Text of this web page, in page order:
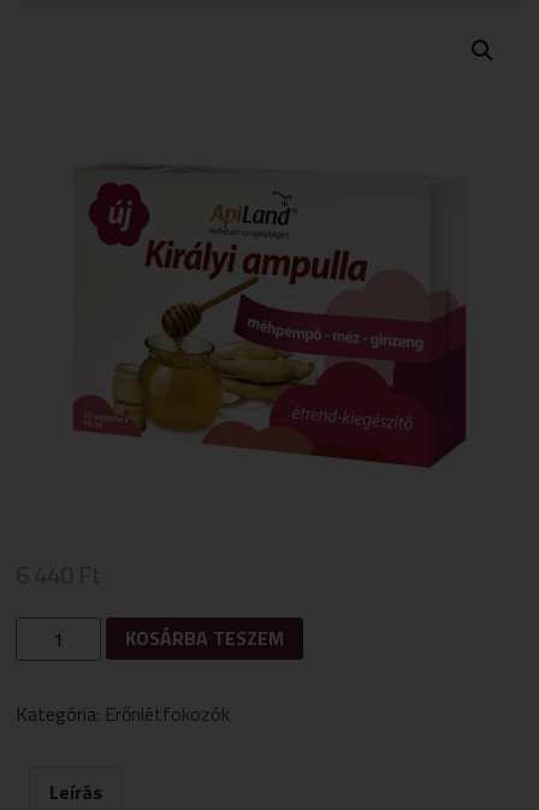
6 440 Ft
KIRÁLYI
AMPULLA
MENNYISÉG
KOSÁRBA TESZEM
Kategória: Erőnlétfokozók
Leírás